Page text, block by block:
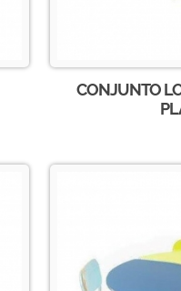
CONJUNTO